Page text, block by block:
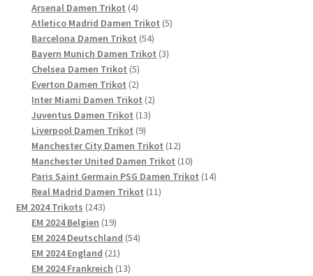
Arsenal Damen Trikot 44
Produkte
Atletico Madrid Damen Trikot 55
Barcelona Damen Trikot 5454
Produkte
Bayern Munich Damen Trikot 33
Chelsea Damen Trikot 55
Produkte
Everton Damen Trikot 22
Produkte
Inter Miami Damen Trikot 22
Juventus Damen Trikot 1313
Liverpool Damen Trikot 99
Produkte
Manchester City Damen Trikot 1212
Produkte
Manchester United Damen Trikot 1010
Produkte
Paris Saint Germain PSG Damen Trikot 1414
Real Madrid Damen Trikot 1111
EM 2024 Trikots 243243
Produkte
EM 2024 Belgien 1919
Produkte
EM 2024 Deutschland 5454
EM 2024 England 2121
Produkte
EM 2024 Frankreich 1313